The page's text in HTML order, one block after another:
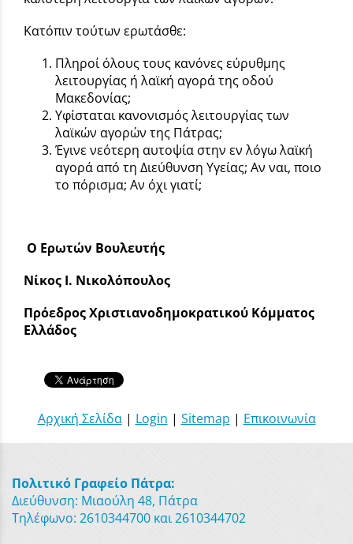
Κατόπιν τούτων ερωτάσθε:
Πληροί όλους τους κανόνες εύρυθμης
λειτουργίας ή λαϊκή αγορά της οδού
Μακεδονίας;
Υφίσταται κανονισμός λειτουργίας των
λαϊκών αγορών της Πάτρας;
Έγινε νεότερη αυτοψία στην εν λόγω λαϊκή
αγορά από τη Διεύθυνση Υγείας; Αν ναι, ποιο
το πόρισμα; Αν όχι γιατί;
Ο Ερωτών Βουλευτής
Νίκος Ι. Νικολόπουλος
Πρόεδρος Χριστιανοδημοκρατικού Κόμματος
Ελλάδος
Αρχική Σελίδα| Login | Sitemap | Επικοινωνία
Πολιτικό Γραφείο Πάτρα:
Διεύθυνση: Μιαούλη 48, Πάτρα
Τηλέφωνο: 2610344700 και 2610344702